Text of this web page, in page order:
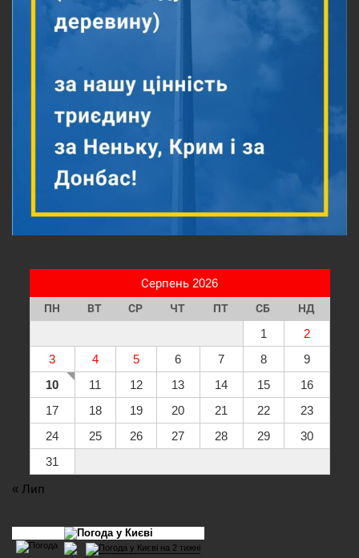
Серпень 2026
ПН ВТ СР ЧТ ПТ СБ НД
1
2
3
4 5 6 7 8
9
10
11 12 13 14 15
16
17
18 19 20 21 22
23
24
25 26 27 28 29
30
31
« Лип